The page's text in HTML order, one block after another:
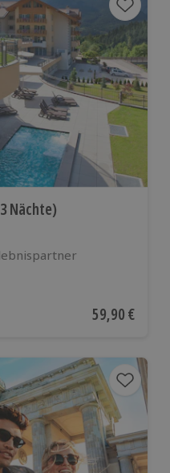
Nächte)
30 BewertungenAktueller
59,90 €